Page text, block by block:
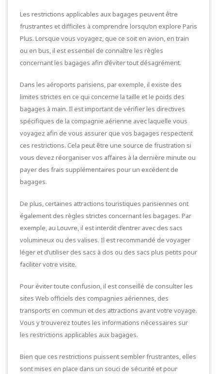
Les restrictions applicables aux bagages peuvent être
frustrantes et difficiles à comprendre lorsqu’on explore Paris
Plus. Lorsque vous voyagez, que ce soit en avion, en train
ou en bus, il est essentiel de connaître les règles
concernant les bagages afin d’éviter tout désagrément.
Dans les aéroports parisiens, par exemple, il existe des
limites strictes en ce qui concerne la taille et le poids des
bagages à main. Il est important de vérifier les directives
spécifiques de la compagnie aérienne avec laquelle vous
voyagez afin de vous assurer que vos bagages respectent
ces restrictions. Cela peut être une source de frustration si
vous devez réorganiser vos affaires à la dernière minute ou
payer des frais supplémentaires pour un excédent de
bagages.
De plus, certaines attractions touristiques parisiennes ont
également des règles strictes concernant les bagages. Par
exemple, au Louvre, il est interdit d’entrer avec des sacs
volumineux ou des valises. Il est recommandé de voyager
léger et d’utiliser des sacs à dos ou des sacs plus petits pour
faciliter votre visite.
Pour éviter toute confusion, il est conseillé de consulter les
sites Web officiels des compagnies aériennes, des
transports en commun et des attractions avant votre voyage.
Vous y trouverez toutes les informations nécessaires sur
les restrictions applicables aux bagages.
Bien que ces restrictions puissent sembler frustrantes, elles
sont mises en place dans un souci de sécurité et pour